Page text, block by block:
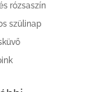
rózsaszín
szülinap